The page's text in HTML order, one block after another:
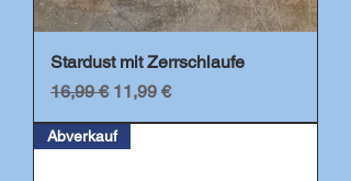
Stardust mit Zerrschlaufe
Standardpreis
16,99 € Sale-Preis
11,99 €
Abverkauf